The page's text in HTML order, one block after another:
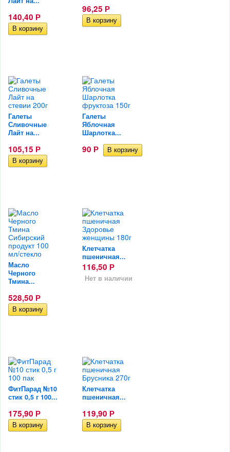
140,40 Р
96,25 Р
Галеты
Сливочные
Лайт на...
105,15 Р
Галеты
Яблочная
Шарлотка...
90 Р
Масло
Черного
Тмина...
528,50 Р
Клетчатка
пшеничная...
116,50 Р
Нет в наличии
ФитПарад №10
стик 0,5 г 100...
175,90 Р
Клетчатка
пшеничная...
119,90 Р